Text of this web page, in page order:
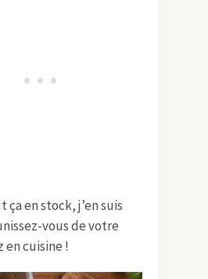
ça en stock, j’en suis
vous de votre
cuisine !